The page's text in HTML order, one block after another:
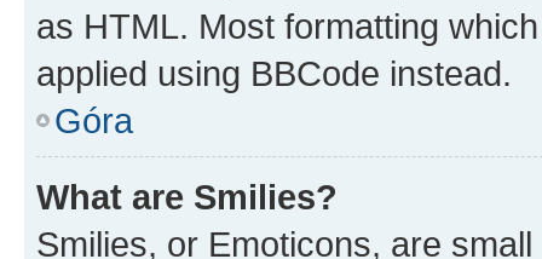
as HTML. Most formatting
applied using BBCode instead.
Góra
What are Smilies?
Smilies, or Emoticons, are